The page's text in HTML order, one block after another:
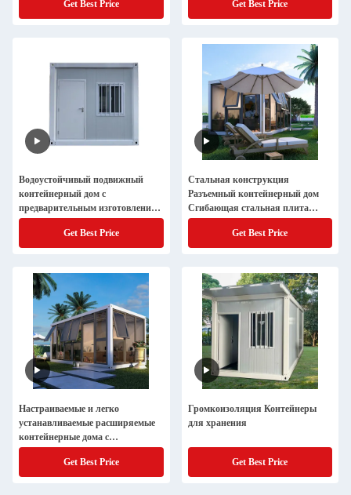
Get Best Price Get Best Price
Водоустойчивый подвижный
контейнерный дом с
предварительным изготовлением
для склада
Get Best Price
Стальная конструкция
Разъемный контейнерный дом
Сгибающая стальная плита
Маленький контейнерный дом
Get Best Price
Настраиваемые и легко
устанавливаемые расширяемые
контейнерные дома с
алюминиевыми раздвижными
Get Best Price
Громкоизоляция Контейнеры
для хранения
Get Best Price